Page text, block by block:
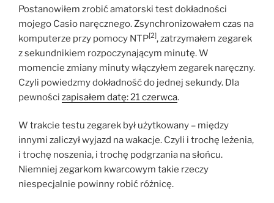
Postanowiłem zrobić amatorski test dokładności
mojego Casio naręcznego. Zsynchronizowałem czas na
komputerze przy pomocy NTP[2], zatrzymałem zegarek
z sekundnikiem rozpoczynającym minutę. W
momencie zmiany minuty włączyłem zegarek naręczny.
Czyli powiedzmy dokładność do jednej sekundy. Dla
pewności zapisałem datę: 21 czerwca.
W trakcie testu zegarek był użytkowany – między
innymi zaliczył wyjazd na wakacje. Czyli i trochę leżenia,
i trochę noszenia, i trochę podgrzania na słońcu.
Niemniej zegarkom kwarcowym takie rzeczy
niespecjalnie powinny robić różnicę.